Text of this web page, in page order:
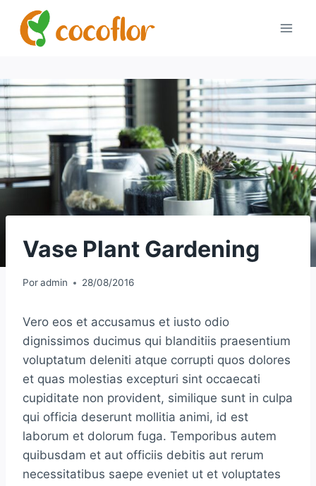
Vase Plant Gardening
Poradmin 28/08/2016
Vero eos et accusamus et iusto odio
dignissimos ducimus qui blanditiis praesentium
voluptatum deleniti atque corrupti quos dolores
et quas molestias excepturi sint occaecati
cupiditate non provident, similique sunt in culpa
qui officia deserunt mollitia animi, id est
laborum et dolorum fuga. Temporibus autem
quibusdam et aut officiis debitis aut rerum
necessitatibus saepe eveniet ut et voluptates